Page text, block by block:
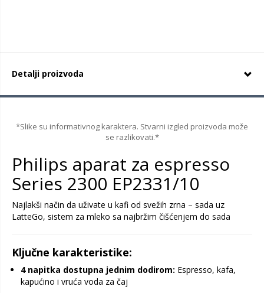
Detalji proizvoda
*Slike su informativnog karaktera. Stvarni izgled proizvoda može
se razlikovati.*
Philips aparat za espresso
Series 2300 EP2331/10
Najlakši način da uživate u kafi od svežih zrna – sada uz
LatteGo, sistem za mleko sa najbržim čišćenjem do sada
Ključne karakteristike:
4 napitka dostupna jednim dodirom: Espresso, kafa,
kapućino i vruća voda za čaj